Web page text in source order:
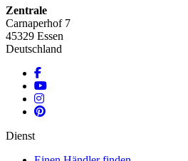
Zentrale
Carnaperhof 7
45329 Essen
Deutschland
Dienst